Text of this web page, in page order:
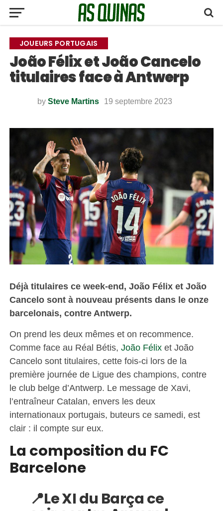
JOUEURS PORTUGAIS
João Félix et João Cancelo
titulaires face à Antwerp
by Steve Martins 19 septembre 2023
Déjà titulaires ce week-end, João Félix et João
Cancelo sont à nouveau présents dans le onze
barcelonais, contre Antwerp.
On prend les deux mêmes et on recommence.
Comme face au Réal Bétis, João Félixet João
Cancelo sont titulaires, cette fois-ci lors de la
première journée de Ligue des champions, contre
le club belge d’Antwerp. Le message de Xavi,
l’entraîneur Catalan, envers les deux
internationaux portugais, buteurs ce samedi, est
clair : il compte sur eux.
La composition du FC
Barcelone
📍Le XI du Barça ce